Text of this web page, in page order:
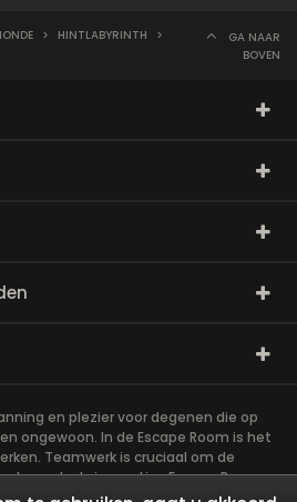
> HINTLABYRINTH
>
GA NAAR
BOVEN
en plezier voor degenen die op
ongewoon. In de Escape Room is het
Teamwerk is cruciaal om de
raadsels in een Live Escape Room
en hersenen. Het spel is